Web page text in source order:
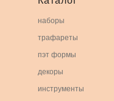
наборы
трафареты
пэт формы
декоры
инструменты